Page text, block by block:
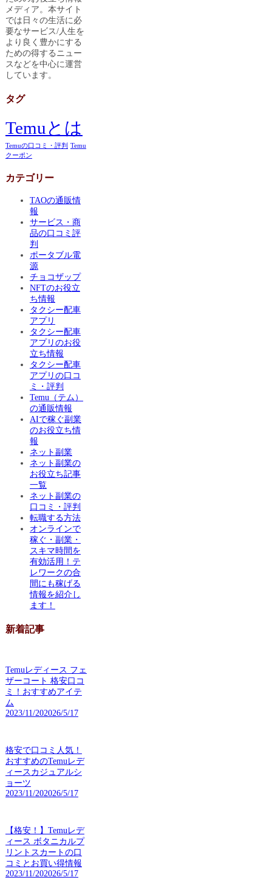
メディア。本サイト
では日々の生活に必
要なサービス/人生を
より良く豊かにする
ための得するニュー
スなどを中心に運営
しています。
タグ
Temuとは
Temuの口コミ・評判 Temu
クーポン
カテゴリー
TAOの通販情
報
サービス・商
品の口コミ評
判
ポータブル電
源
チョコザップ
NFTのお役立
ち情報
タクシー配車
アプリ
タクシー配車
アプリのお役
立ち情報
タクシー配車
アプリの口コ
ミ・評判
Temu（テム）
の通販情報
AIで稼ぐ副業
のお役立ち情
報
ネット副業
ネット副業の
お役立ち記事
一覧
ネット副業の
口コミ・評判
転職する方法
オンラインで
稼ぐ・副業・
スキマ時間を
有効活用！テ
レワークの合
間にも稼げる
情報を紹介し
ます！
新着記事
Temuレディース フェ
ザーコート 格安口コ
ミ！おすすめアイテ
ム
2023/11/202026/5/17
格安で口コミ人気！
おすすめのTemuレデ
ィースカジュアルシ
ョーツ
2023/11/202026/5/17
【格安！】Temuレデ
ィース ボタニカルプ
リントスカートの口
コミとお買い得情報
2023/11/202026/5/17